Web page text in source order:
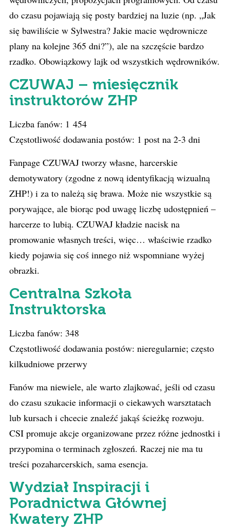
do czasu pojawiają się posty bardziej na luzie (np. „Jak
się bawiliście w Sylwestra? Jakie macie wędrownicze
plany na kolejne 365 dni?”), ale na szczęście bardzo
rzadko. Obowiązkowy lajk od wszystkich wędrowników.
CZUWAJ – miesięcznik
instruktorów ZHP
Liczba fanów: 1 454
Częstotliwość dodawania postów: 1 post na 2-3 dni
Fanpage CZUWAJ tworzy własne, harcerskie
demotywatory (zgodne z nową identyfikacją wizualną
ZHP!) i za to należą się brawa. Może nie wszystkie są
porywające, ale biorąc pod uwagę liczbę udostępnień –
harcerze to lubią. CZUWAJ kładzie nacisk na
promowanie własnych treści, więc… właściwie rzadko
kiedy pojawia się coś innego niż wspomniane wyżej
obrazki.
Centralna Szkoła
Instruktorska
Liczba fanów: 348
Częstotliwość dodawania postów: nieregularnie; często
kilkudniowe przerwy
Fanów ma niewiele, ale warto zlajkować, jeśli od czasu
do czasu szukacie informacji o ciekawych warsztatach
lub kursach i chcecie znaleźć jakąś ścieżkę rozwoju.
CSI promuje akcje organizowane przez różne jednostki i
przypomina o terminach zgłoszeń. Raczej nie ma tu
treści pozaharcerskich, sama esencja.
Wydział Inspiracji i
Poradnictwa Głównej
Kwatery ZHP